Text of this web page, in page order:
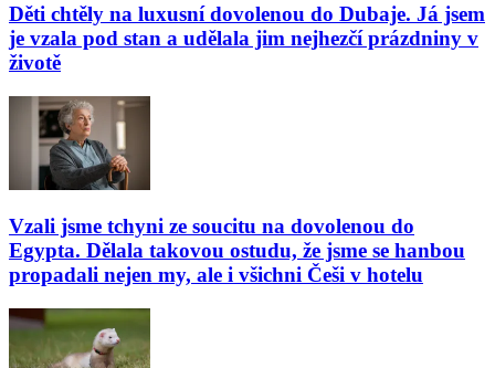
Děti chtěly na luxusní dovolenou do Dubaje. Já jsem
je vzala pod stan a udělala jim nejhezčí prázdniny v
životě
Vzali jsme tchyni ze soucitu na dovolenou do
Egypta. Dělala takovou ostudu, že jsme se hanbou
propadali nejen my, ale i všichni Češi v hotelu